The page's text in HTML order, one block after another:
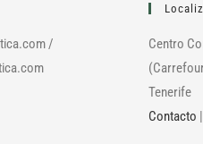
/
Centro
Tenerife
Contacto